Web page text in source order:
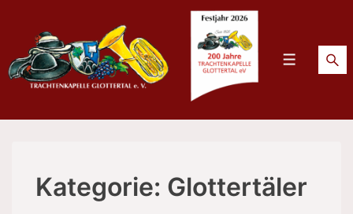
Inhalt
Menü
Kategorie: Glottertäler